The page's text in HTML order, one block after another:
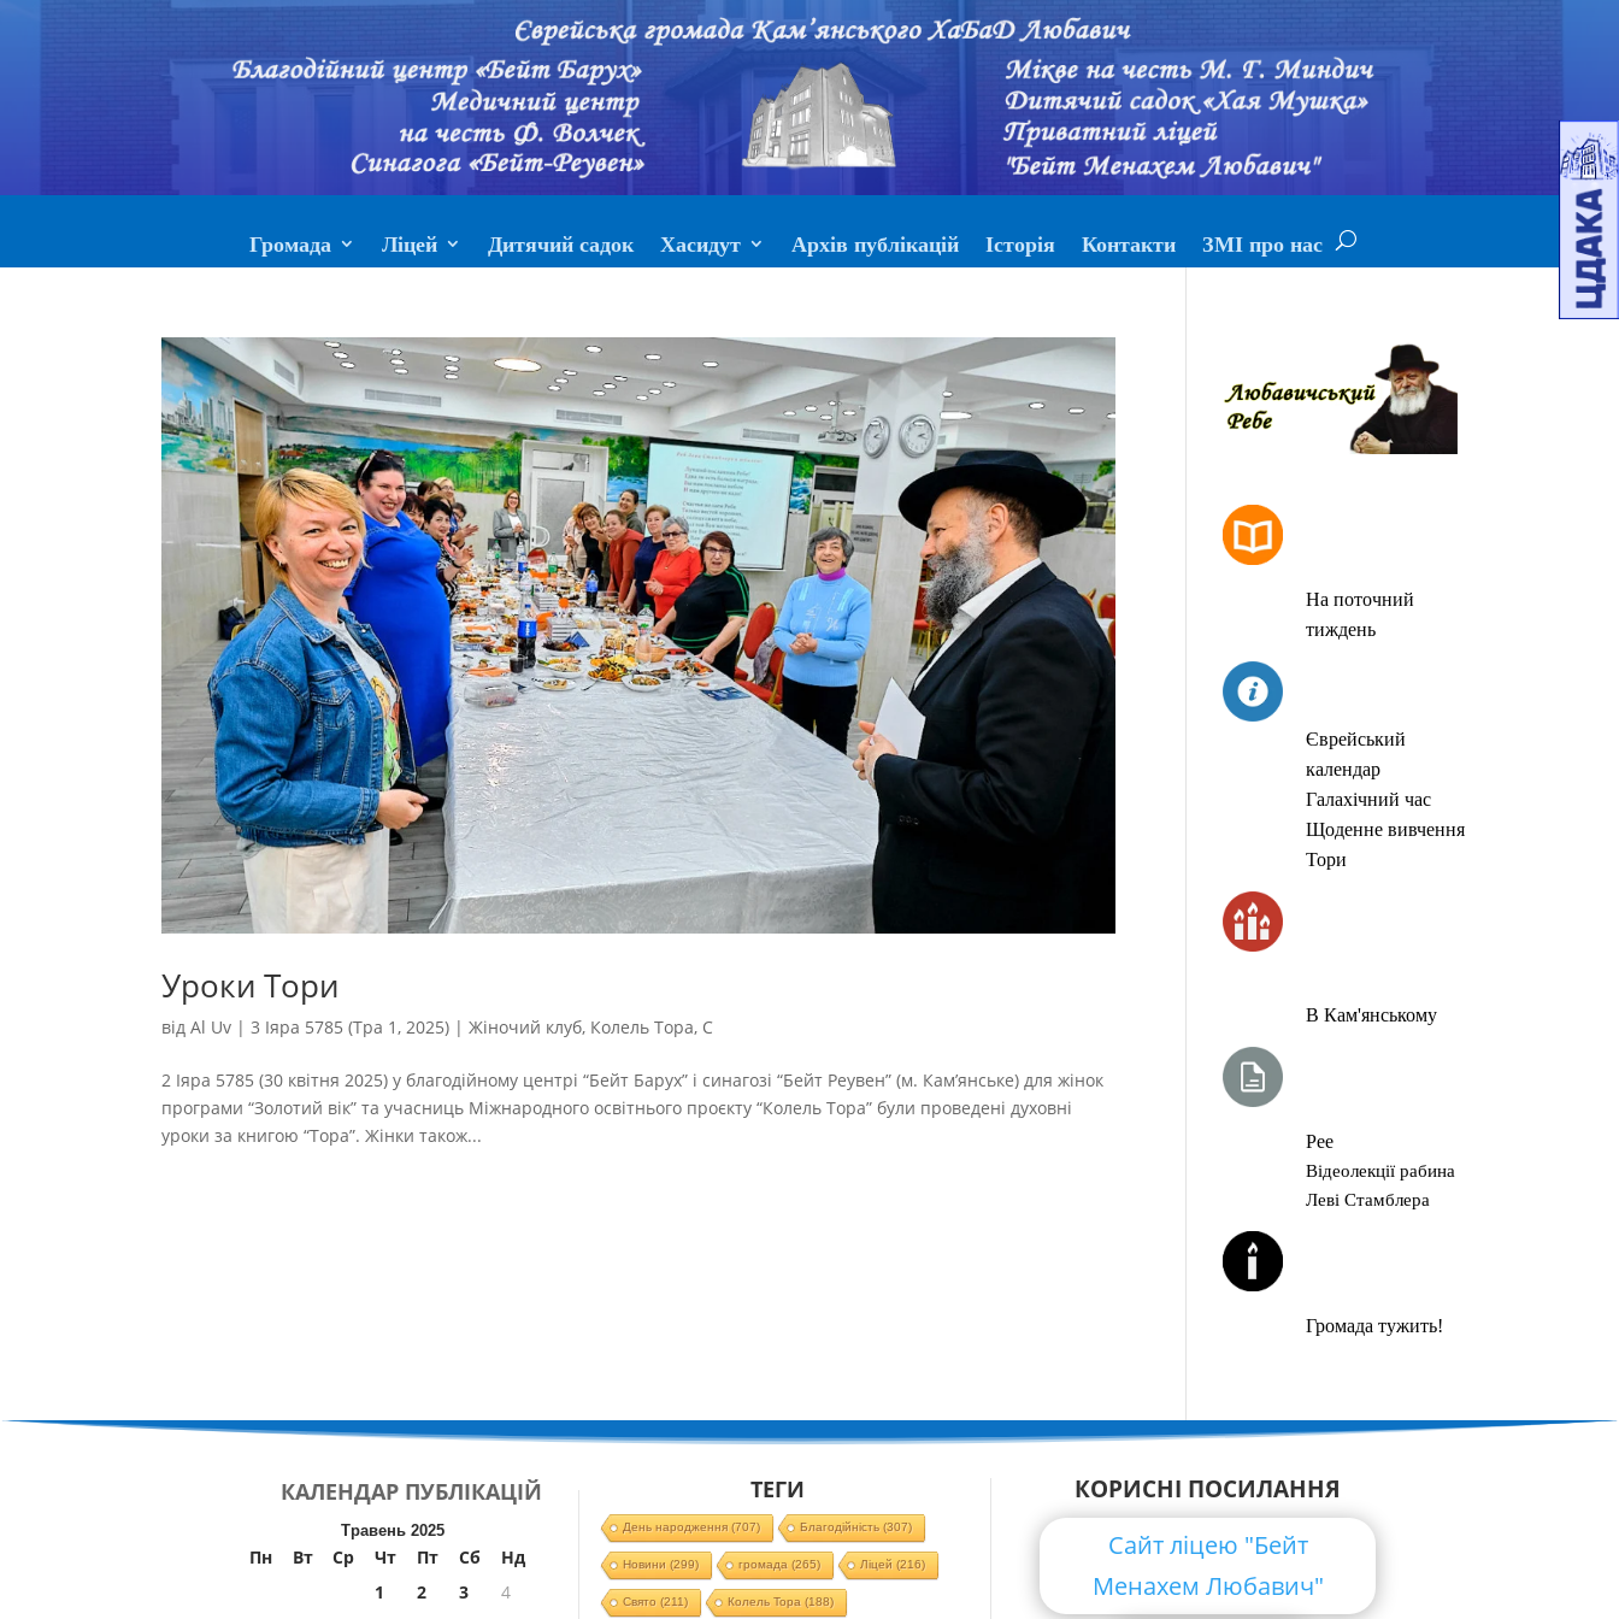
Громада Ліцей Дитячий садок Хасидут Архів публікацій Історія Контакти ЗМІ про нас
Уроки Тори
відAl Uv |3 Іяра 5785 (Тра 1, 2025) |Жіночий клуб, Колель Тора, С
2 Іяра 5785 (30 квітня 2025) у благодійному центрі “Бейт Барух” і синагозі “Бейт Реувен” (м. Кам’янське) для жінок
програми “Золотий вік” та учасниць Міжнародного освітнього проєкту “Колель Тора” були проведені духовні
уроки за книгою “Тора”. Жінки також...
На поточний
тиждень
Єврейський
календар
Галахічний час
Щоденне вивчення
Тори
В Кам'янському
Рее
Відеолекції рабина
Леві Стамблера
Громада тужить!
КАЛЕНДАР ПУБЛІКАЦІЙ
Травень 2025
Пн Вт Ср Чт Пт Сб
Нд
1
2 3
4
ТЕГИ
День народження(707) Благодійність (307)
Новини (299) громада (265) Ліцей (216)
Свято (211) Колель Тора (188)
КОРИСНІ ПОСИЛАННЯ
Сайт ліцею "Бейт
Менахем Любавич"